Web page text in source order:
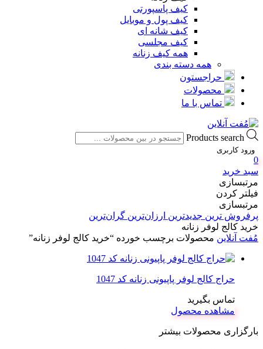
کیف پاسپورتی
کیف پول و موبایل
کیف شانه ای
کیف مجلسی
همه کیف زنانه
همه دسته بندی
حراجستون
محصولات
تماس با ما
Products search
ورود کاربری
0
سبد خرید
مرتبسازی
فیلتر کردن
مرتبسازی
پرفروش ترین جدیدترین ارزان‌ترین گران‌ترین
خرید کالج لوفر زنانه
مُفت آنلاین محصولات برچسب خورده “خرید کالج لوفر زنانه”
حراج کالج لوفر پاپیونی زنانه کد 1047
تماس بگیرید
مشاهده محصول
بارگزاری محصولات بیشتر